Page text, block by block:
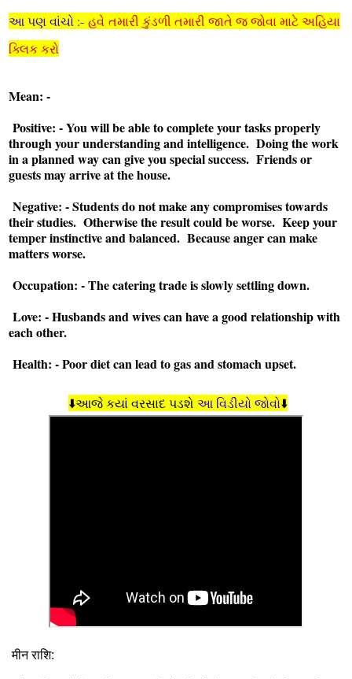
આ પણ વાંચો :- હવે તમારી કુંડળી તમારી જાતે જ જોવા માટે અહિયા
ક્લિક કરો
Mean: -
Positive: - You will be able to complete your tasks properly
through your understanding and intelligence. Doing the work
in a planned way can give you special success. Friends or
guests may arrive at the house.
Negative: - Students do not make any compromises towards
their studies. Otherwise the result could be worse. Keep your
temper instinctive and balanced. Because anger can make
matters worse.
Occupation: - The catering trade is slowly settling down.
Love: - Husbands and wives can have a good relationship with
each other.
Health: - Poor diet can lead to gas and stomach upset.
⬇️આજે કયાં વરસાદ પડશે આ વિડીયો જોવો⬇️
मीन राशि: